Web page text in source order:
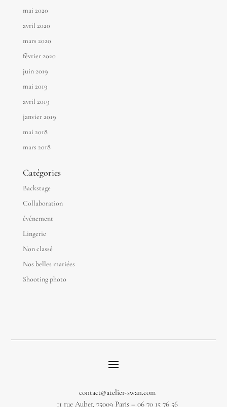
mai 2020
avril 2020
mars 2020
février 2020
juin 2019
mai 2019
avril 2019
janvier 2019
mai 2018
mars 2018
Catégories
Backstage
Collaboration
événement
Lingerie
Non classé
Nos belles mariées
Shooting photo
contact@atelier-swan.com
11 rue Auber, 75009 Paris – 06 70 15 76 56